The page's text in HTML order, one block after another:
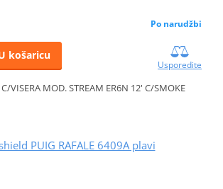
Po narudžbi
košaricu
Usporedite
VISERA MOD. STREAM ER6N 12' C/SMOKE
PUIG RAFALE 6409A plavi